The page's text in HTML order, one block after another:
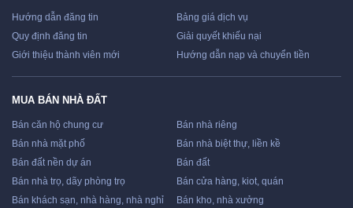
Hướng dẫn đăng tin
Bảng giá dịch vụ
Quy định đăng tin
Giải quyết khiếu nại
Giới thiệu thành viên mới
Hướng dẫn nạp và chuyển tiền
MUA BÁN NHÀ ĐẤT
Bán căn hộ chung cư
Bán nhà riêng
Bán nhà mặt phố
Bán nhà biệt thự, liền kề
Bán đất nền dự án
Bán đất
Bán nhà trọ, dãy phòng trọ
Bán cửa hàng, kiot, quán
Bán khách sạn, nhà hàng, nhà nghỉ
Bán kho, nhà xưởng